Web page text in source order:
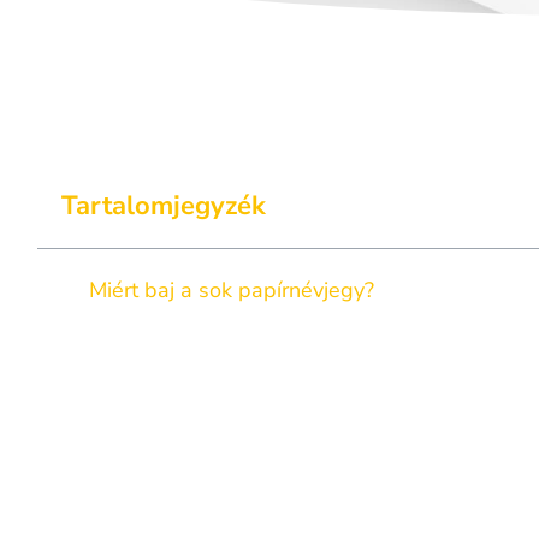
Tartalomjegyzék
Miért baj a sok papírnévjegy?